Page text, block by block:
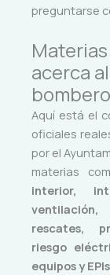
preguntarse
acerca
bombero
Aquí está el
oficiales
por el
materias
interior,
rescates,
riesgo
equipos y